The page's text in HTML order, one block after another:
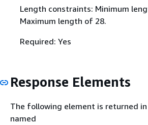
Length constraints: Minimum
Maximum length of 28.
Required: Yes
Response Elements
The following element is returned
named